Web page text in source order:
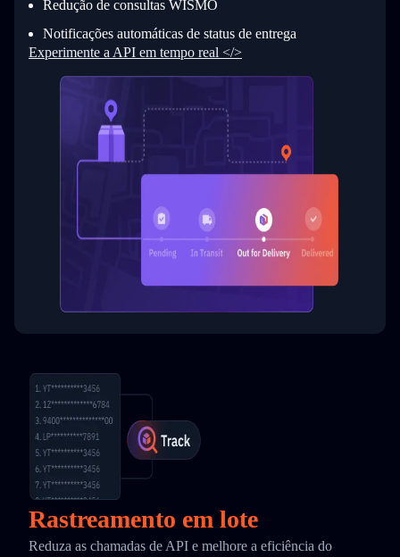
34 }
Redução de consultas WISMO
Notificações automáticas de status de entrega
Experimente a API em tempo real </>
Rastreamento em lote
Reduza as chamadas de API e melhore a eficiência do